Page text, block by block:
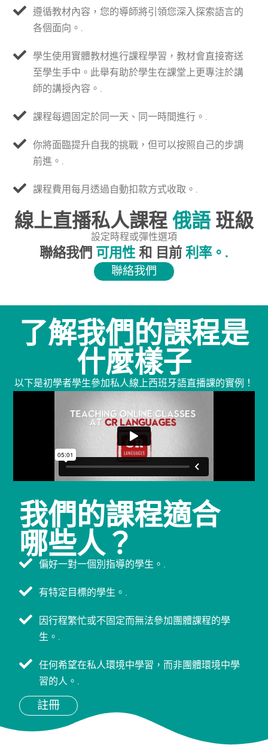
遵循教材內容，您的導師將引領您深入探索語言的
各個面向。.
學生使用實體教材進行課程學習，教材會直接寄送
至學生手中。此舉有助於學生在課堂上更專注於講
師的講授內容。.
課程每週固定於同一天、同一時間進行。.
你將面臨提升自我的挑戰，但可以按照自己的步調
前進。.
課程費用每月透過自動扣款方式收取。.
線上直播私人課程 俄語 班級
設定時程或彈性選項
聯絡我們 可用性和 目前 利率。.
聯絡我們
了解我們的課程是
什麼樣子
以下是初學者學生參加私人線上西班牙語直播課的實例！
我們的課程適合
哪些人？
偏好一對一個別指導的學生。.
有特定目標的學生。.
因行程繁忙或不固定而無法參加團體課程的學
生。.
任何希望在私人環境中學習，而非團體環境中學
習的人。.
註冊